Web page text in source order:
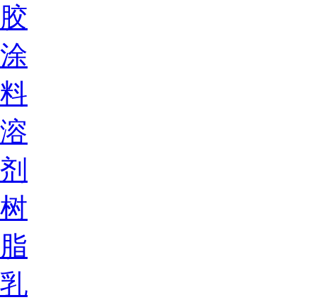
胶
涂
料
溶
剂
树
脂
乳